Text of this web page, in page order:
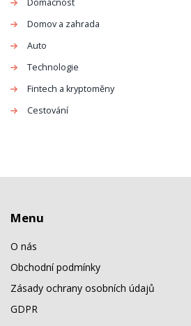
Domácnost
Domov a zahrada
Auto
Technologie
Fintech a kryptoměny
Cestování
Menu
O nás
Obchodní podmínky
Zásady ochrany osobních údajů
GDPR